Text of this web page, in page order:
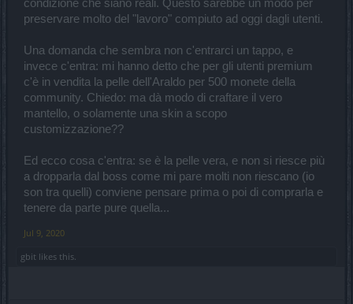
condizione che siano reali. Questo sarebbe un modo per
preservare molto del "lavoro" compiuto ad oggi dagli utenti.
Una domanda che sembra non c'entrarci un tappo, e
invece c'entra: mi hanno detto che per gli utenti premium
c'è in vendita la pelle dell'Araldo per 500 monete della
community. Chiedo: ma dà modo di craftare il vero
mantello, o solamente una skin a scopo
customizzazione??
Ed ecco cosa c'entra: se è la pelle vera, e non si riesce più
a dropparla dal boss come mi pare molti non riescano (io
son tra quelli) conviene pensare prima o poi di comprarla e
tenere da parte pure quella...
Jul 9, 2020
gbit likes this.